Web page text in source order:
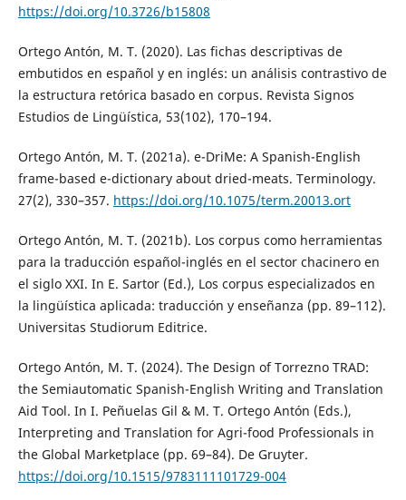
https://doi.org/10.3726/b15808
Ortego Antón, M. T. (2020). Las fichas descriptivas de
embutidos en español y en inglés: un análisis contrastivo de
la estructura retórica basado en corpus. Revista Signos
Estudios de Lingüística, 53(102), 170–194.
Ortego Antón, M. T. (2021a). e-DriMe: A Spanish-English
frame-based e-dictionary about dried-meats. Terminology.
27(2), 330–357. https://doi.org/10.1075/term.20013.ort
Ortego Antón, M. T. (2021b). Los corpus como herramientas
para la traducción español-inglés en el sector chacinero en
el siglo XXI. In E. Sartor (Ed.), Los corpus especializados en
la lingüística aplicada: traducción y enseñanza (pp. 89–112).
Universitas Studiorum Editrice.
Ortego Antón, M. T. (2024). The Design of Torrezno TRAD:
the Semiautomatic Spanish-English Writing and Translation
Aid Tool. In I. Peñuelas Gil & M. T. Ortego Antón (Eds.),
Interpreting and Translation for Agri-food Professionals in
the Global Marketplace (pp. 69–84). De Gruyter.
https://doi.org/10.1515/9783111101729-004